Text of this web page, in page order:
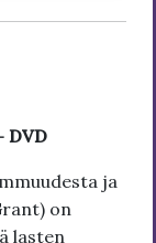
DVD
ja
on
lasten